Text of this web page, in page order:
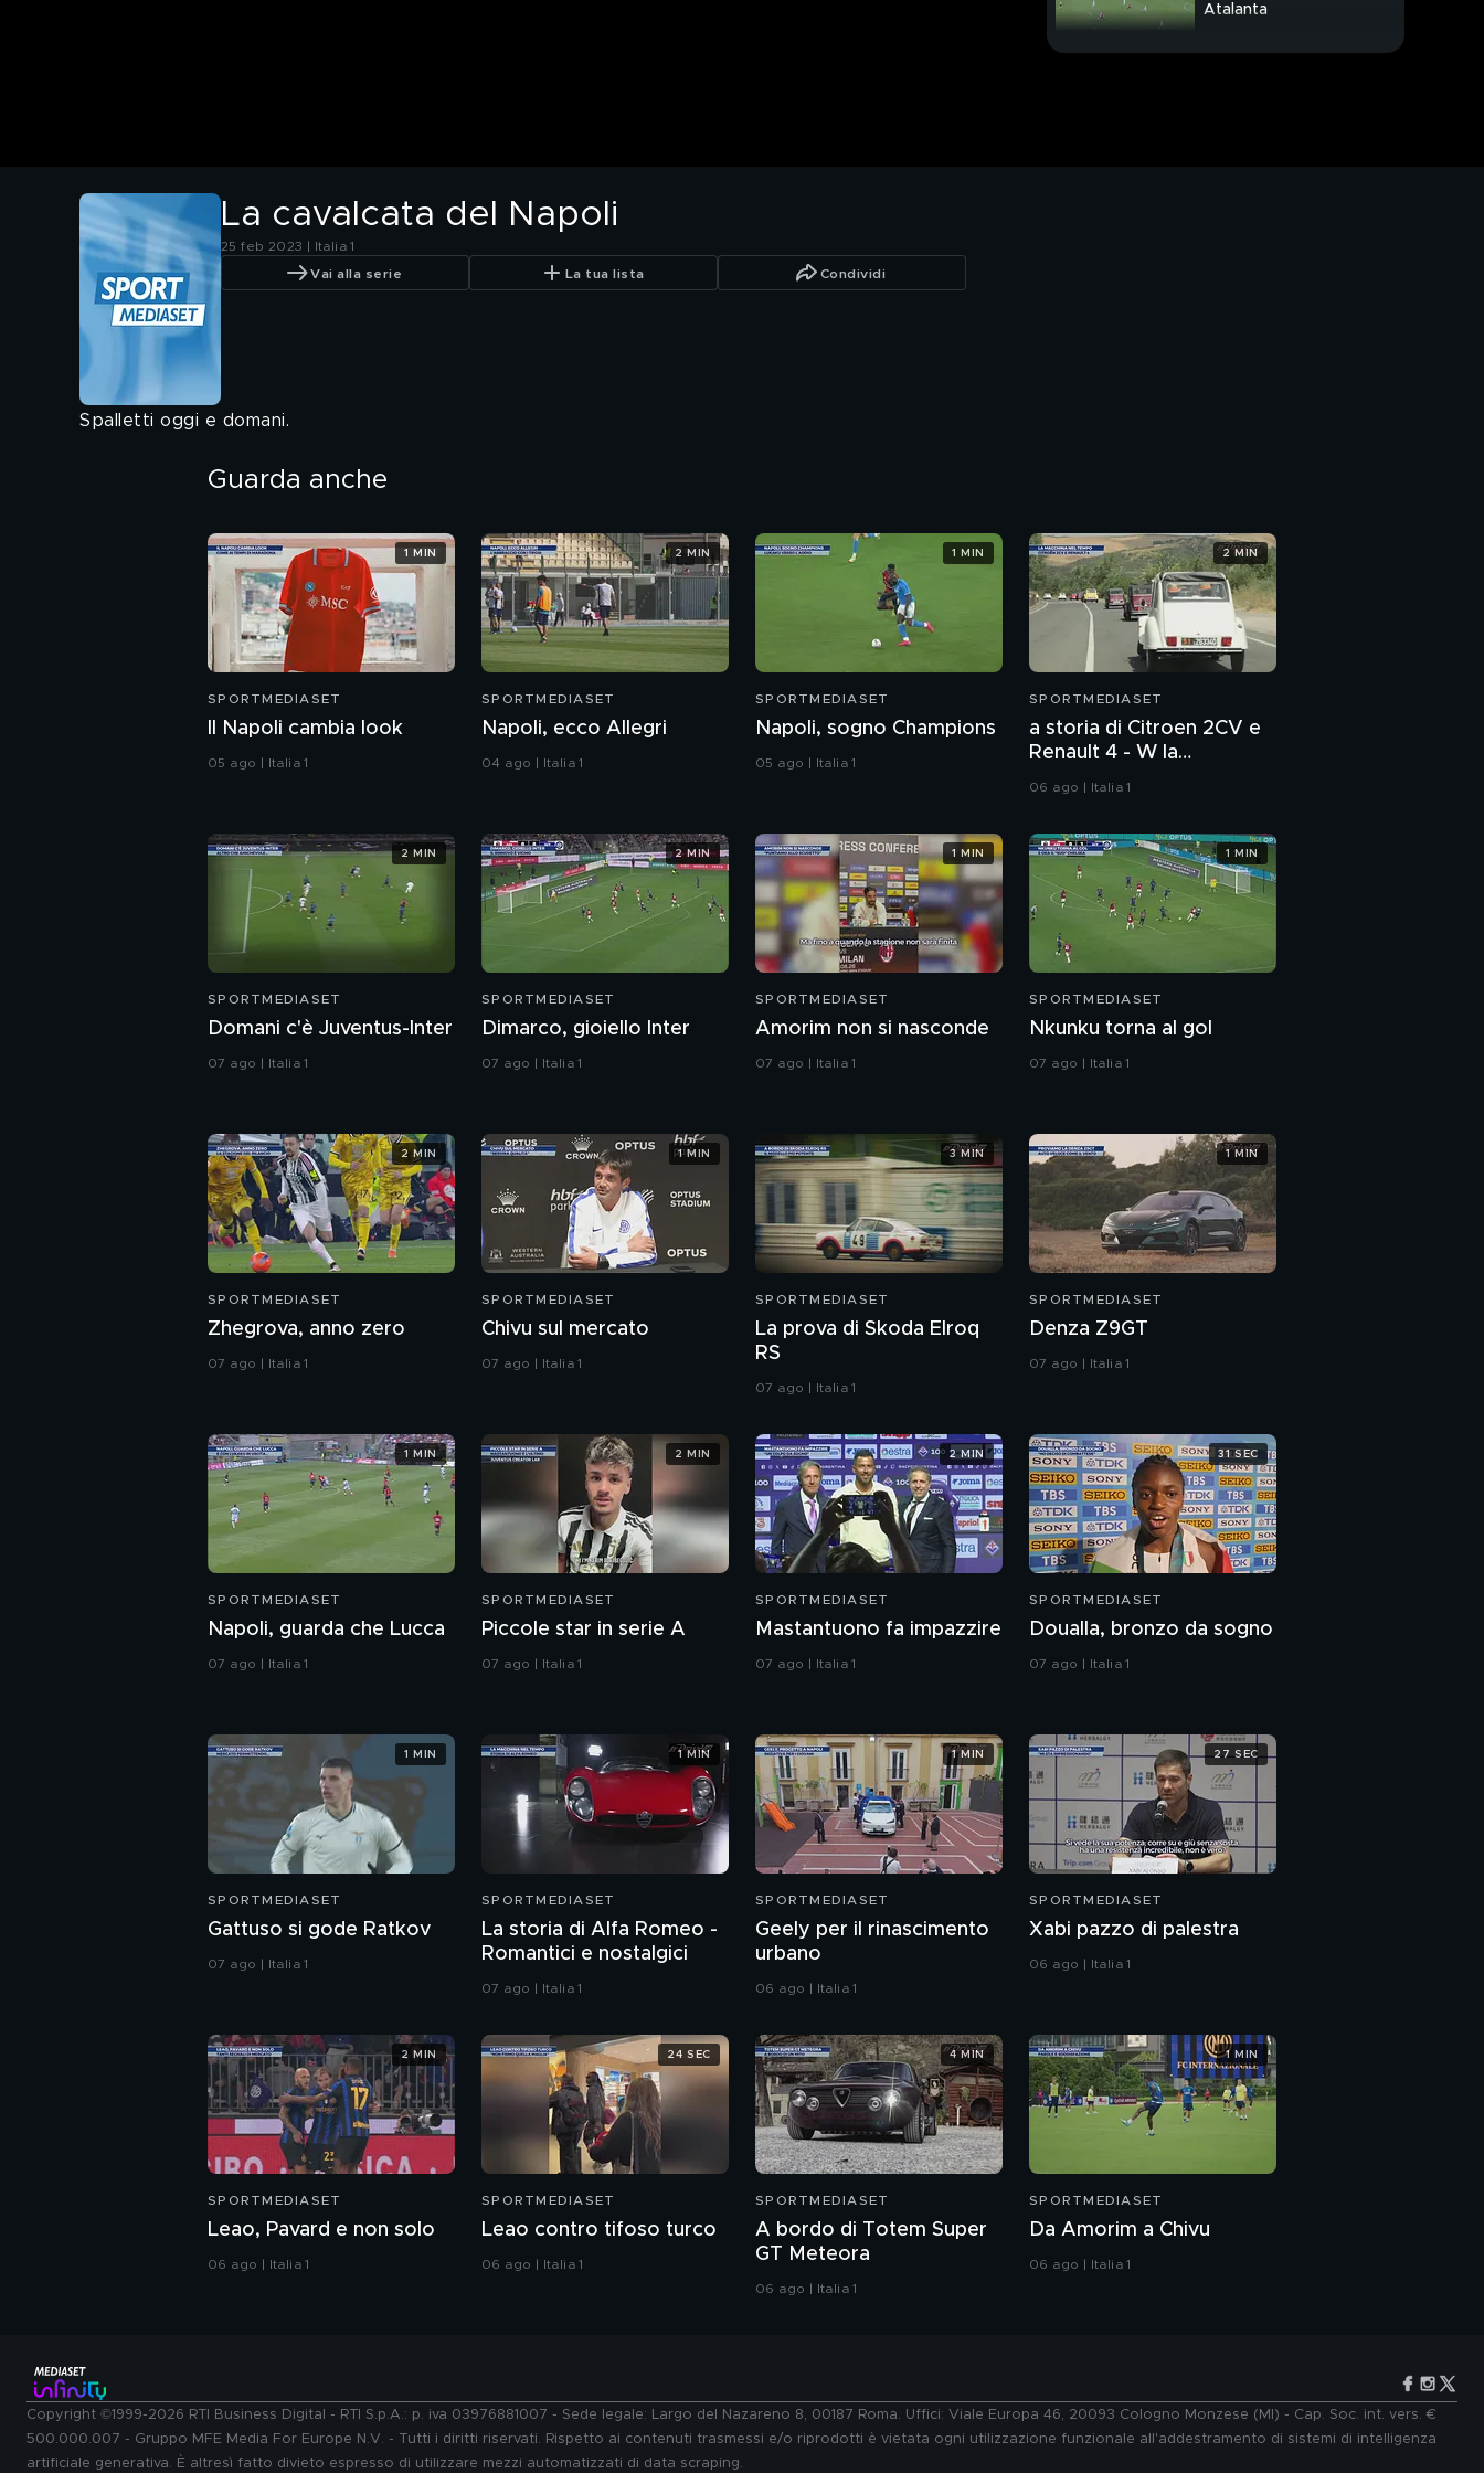
Atalanta
La cavalcata del Napoli
25 feb 2023 | Italia 1
Vai alla serie La tua lista Condividi
Spalletti oggi e domani.
Guarda anche
SPORTMEDIASET
Il Napoli cambia look
05 ago | Italia 1
1 MIN
SPORTMEDIASET
Napoli, ecco Allegri
04 ago | Italia 1
2 MIN
SPORTMEDIASET
Napoli, sogno Champions
05 ago | Italia 1
1 MIN
SPORTMEDIASET
a storia di Citroen 2CV e
Renault 4 - W la
rivoluzione
06 ago | Italia 1
2 MIN
SPORTMEDIASET
Domani c'è Juventus-Inter
07 ago | Italia 1
2 MIN
SPORTMEDIASET
Dimarco, gioiello Inter
07 ago | Italia 1
2 MIN
SPORTMEDIASET
Amorim non si nasconde
07 ago | Italia 1
1 MIN
SPORTMEDIASET
Nkunku torna al gol
07 ago | Italia 1
1 MIN
SPORTMEDIASET
Zhegrova, anno zero
07 ago | Italia 1
2 MIN
SPORTMEDIASET
Chivu sul mercato
07 ago | Italia 1
1 MIN
SPORTMEDIASET
La prova di Skoda Elroq
RS
07 ago | Italia 1
3 MIN
SPORTMEDIASET
Denza Z9GT
07 ago | Italia 1
1 MIN
SPORTMEDIASET
Napoli, guarda che Lucca
07 ago | Italia 1
1 MIN
SPORTMEDIASET
Piccole star in serie A
07 ago | Italia 1
2 MIN
SPORTMEDIASET
Mastantuono fa impazzire
07 ago | Italia 1
2 MIN
SPORTMEDIASET
Doualla, bronzo da sogno
07 ago | Italia 1
31 SEC
SPORTMEDIASET
Gattuso si gode Ratkov
07 ago | Italia 1
1 MIN
SPORTMEDIASET
La storia di Alfa Romeo -
Romantici e nostalgici
07 ago | Italia 1
1 MIN
SPORTMEDIASET
Geely per il rinascimento
urbano
06 ago | Italia 1
1 MIN
SPORTMEDIASET
Xabi pazzo di palestra
06 ago | Italia 1
27 SEC
SPORTMEDIASET
Leao, Pavard e non solo
06 ago | Italia 1
2 MIN
SPORTMEDIASET
Leao contro tifoso turco
06 ago | Italia 1
24 SEC
SPORTMEDIASET
A bordo di Totem Super
GT Meteora
06 ago | Italia 1
4 MIN
SPORTMEDIASET
Da Amorim a Chivu
06 ago | Italia 1
1 MIN
Copyright ©1999-2026 RTI Business Digital - RTI S.p.A.: p. iva 03976881007 - Sede legale: Largo del Nazareno 8, 00187 Roma. Uffici: Viale Europa 46, 20093 Cologno Monzese (MI) - Cap. Soc. int. vers. €
500.000.007 - Gruppo MFE Media For Europe N.V. - Tutti i diritti riservati. Rispetto ai contenuti trasmessi e/o riprodotti è vietata ogni utilizzazione funzionale all'addestramento di sistemi di intelligenza
artificiale generativa. È altresì fatto divieto espresso di utilizzare mezzi automatizzati di data scraping.